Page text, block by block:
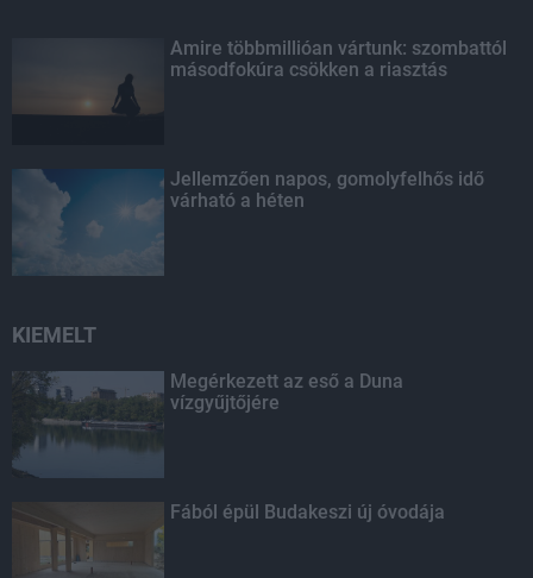
Amire többmillióan vártunk: szombattól
másodfokúra csökken a riasztás
Jellemzően napos, gomolyfelhős idő
várható a héten
KIEMELT
Megérkezett az eső a Duna
vízgyűjtőjére
Fából épül Budakeszi új óvodája